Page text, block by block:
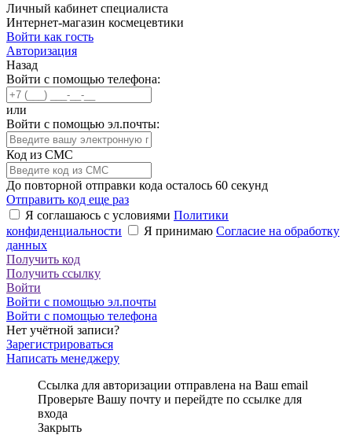
Личный кабинет специалиста
Интернет-магазин космецевтики
Войти как гость
Авторизация
Назад
Войти с помощью телефона:
или
Войти с помощью эл.почты:
Код из СМС
До повторной отправки кода осталось 60 секунд
Отправить код еще раз
Я соглашаюсь с условиями Политики
конфиденциальности
Я принимаю Согласие на обработку
данных
Получить код
Получить ссылку
Войти
Войти с помощью эл.почты
Войти с помощью телефона
Нет учётной записи?
Зарегистрироваться
Написать менеджеру
Ссылка для авторизации отправлена на Ваш email
Проверьте Вашу почту и перейдте по ссылке для
входа
Закрыть